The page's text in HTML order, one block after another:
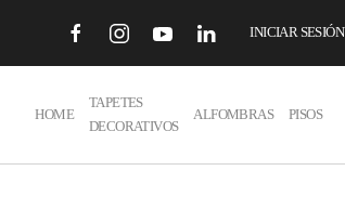
INICIAR SESIÓN
HOME
TAPETES
DECORATIVOS
ALFOMBRAS PISOS